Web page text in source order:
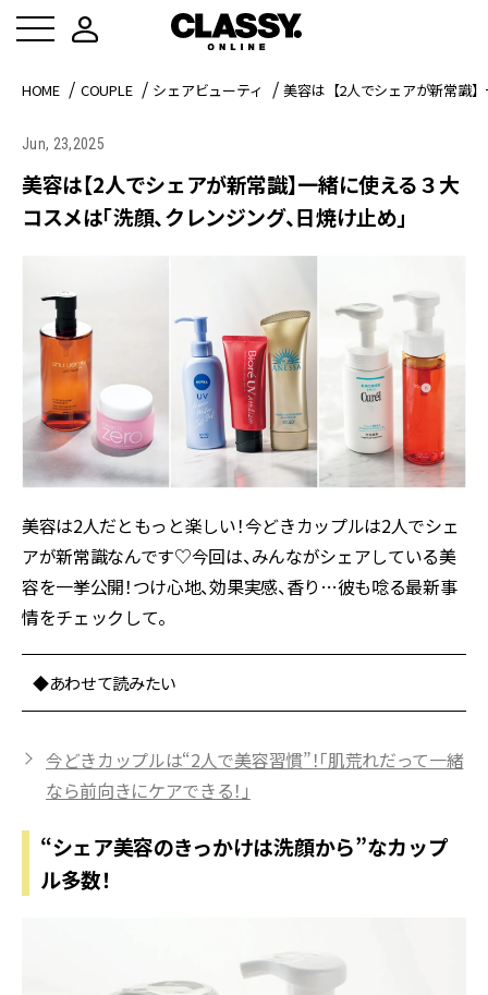
HOME COUPLE シェアビューティ 美容は【2人でシェアが新常識
Jun, 23,2025
美容は【2人でシェアが新常識】一緒に使える３大
コスメは「洗顔、クレンジング、日焼け止め」
美容は2人だともっと楽しい！今どきカップルは2人でシェ
アが新常識なんです♡今回は、みんながシェアしている美
容を一挙公開！つけ心地、効果実感、香り…彼も唸る最新事
情をチェックして。
◆あわせて読みたい
今どきカップルは“2人で美容習慣”！「肌荒れだって一緒
なら前向きにケアできる！」
“シェア美容のきっかけは洗顔から”なカップ
ル多数！